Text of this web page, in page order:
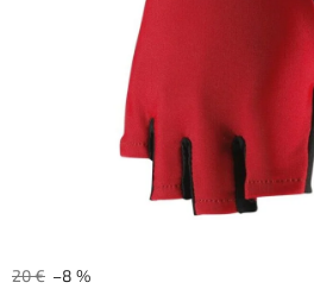
20 € –8 %